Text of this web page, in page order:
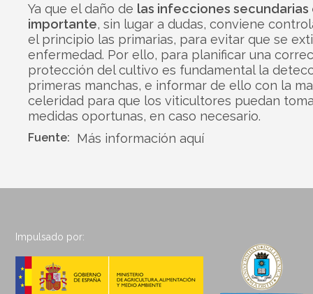
Ya que el daño de las infecciones secundarias
importante, sin lugar a dudas, conviene
el principio las primarias, para evitar que se
enfermedad. Por ello, para planificar una
protección del cultivo es fundamental la
primeras manchas, e informar de ello con la
celeridad para que los viticultores puedan
medidas oportunas, en caso necesario.
Fuente: Más información aquí
Impulsado por: